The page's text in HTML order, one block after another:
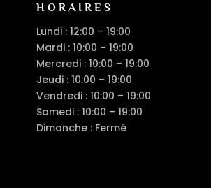
HORAIRES
Lundi : 12:00 – 19:00
Mardi : 10:00 – 19:00
Mercredi : 10:00 – 19:00
Jeudi : 10:00 – 19:00
Vendredi : 10:00 – 19:00
Samedi : 10:00 – 19:00
Dimanche : Fermé